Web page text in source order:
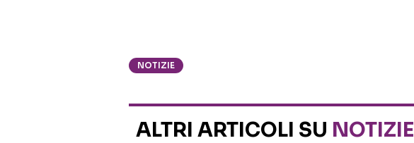
NOTIZIE
ALTRI ARTICOLI SU NOTIZIE